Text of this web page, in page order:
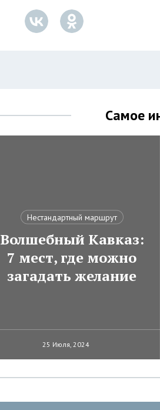
Самое
Нестандартный маршрут
Волшебный Кавказ:
7 мест, где можно
загадать желание
25 Июля, 2024